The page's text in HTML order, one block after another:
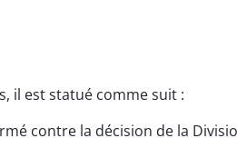
il est statué comme suit :
contre la décision de la